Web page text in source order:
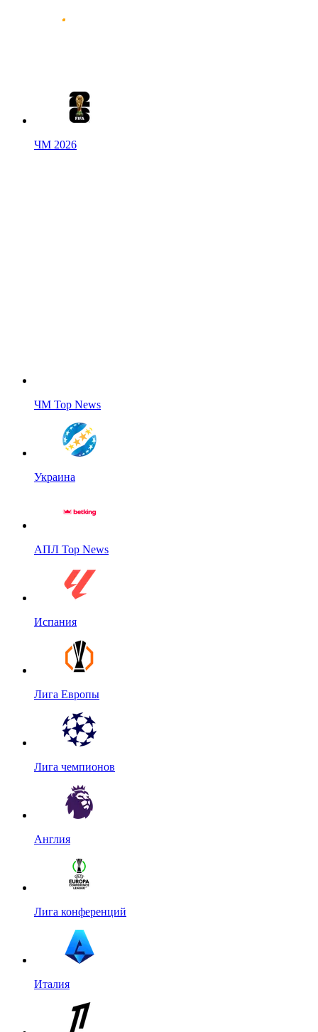
ЧМ 2026
ЧМ Top News
Украина
АПЛ Top News
Испания
Лига Европы
Лига чемпионов
Англия
Лига конференций
Италия